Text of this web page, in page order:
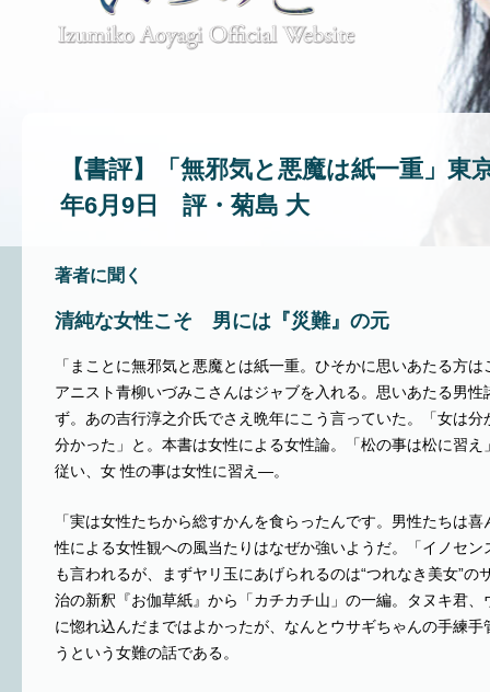
【書評】「無邪気と悪魔は紙一重」
年6月9日 評・菊島 大
著者に聞く
清純な女性こそ 男には『災難』の元
「まことに無邪気と悪魔とは紙一重。ひそかに思いあたる方
アニスト青柳いづみこさんはジャブを入れる。思いあたる男性
ず。あの吉行淳之介氏でさえ晩年にこう言っていた。「女は分
分かった」と。本書は女性による女性論。「松の事は松に習え
従い、女 性の事は女性に習え―。
「実は女性たちから総すかんを食らったんです。男性たちは
性による女性観への風当たりはなぜか強いようだ。「イノセン
も言われるが、まずヤリ玉にあげられるのは“つれなき美女”の
治の新釈『お伽草紙』から「カチカチ山」の一編。タヌキ君、
に惚れ込んだまではよかったが、なんとウサギちゃんの手練手
うという女難の話である。